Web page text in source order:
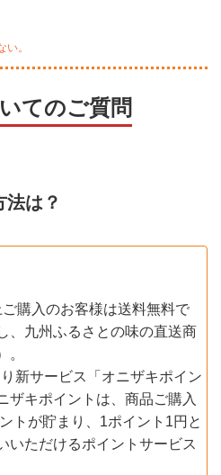
。
てのご質問
法は？
購入のお客様は送料無料で
、九州ふるさとの味の直送商
。
新サービス「オニザキポイン
ザキポイントは、商品ご購入
トが貯まり、1ポイント1円と
いただけるポイントサービス